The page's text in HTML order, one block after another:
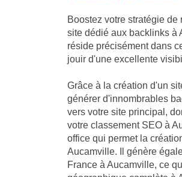
Boostez votre stratégie
site dédié aux backlinks à
réside précisément dans
jouir d'une excellente
Grâce à la création d'un
générer d'innombrables
vers votre site principal,
votre classement SEO à
office qui permet la
Aucamville. Il génère
France à Aucamville, ce